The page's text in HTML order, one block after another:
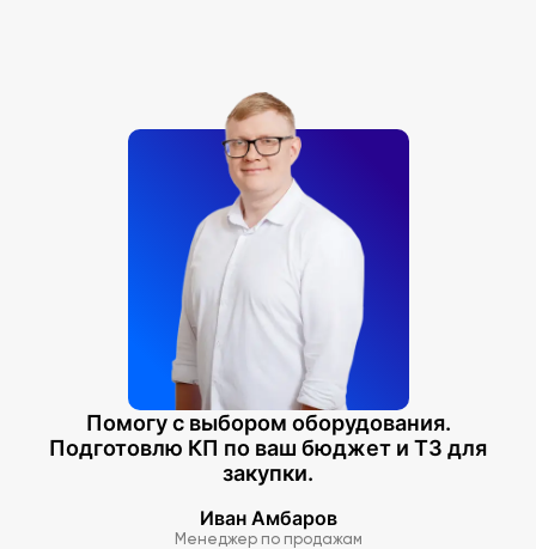
Помогу с выбором оборудования.
Подготовлю КП по ваш бюджет и ТЗ для
закупки.
Иван Амбаров
Менеджер по продажам